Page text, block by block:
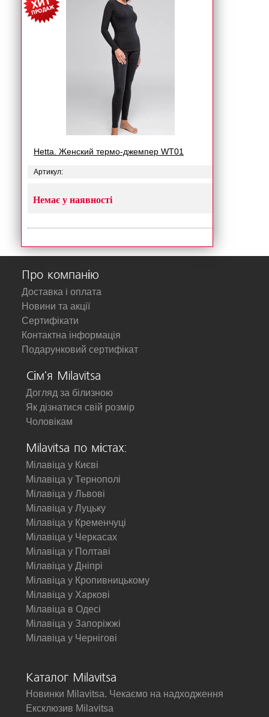
Hetta. Женский термо-джемпер WT01
Артикул:
Немає у наявності
Про компанію
Доставка і оплата
Новини та акції
Сертифікати
Контактна інформація
Подарунковий сертифікат
Сім'я Milavitsa
Догляд за білизною
Як дізнатися свій розмір
Чоловікам
Milavitsa по містах:
Мілавіца у Києві
Мілавіца у Тернополі
Мілавіца у Львові
Мілавіца у Луцьку
Мілавіца у Кременчуці
Мілавіца у Черкасах
Мілавіца у Полтаві
Мілавіца у Дніпрі
Мілавіца у Кропивницькому
Мілавіца у Харкові
Мілавіца в Одесі
Мілавіца у Запоріжжі
Мілавіца у Чернігові
Каталог Milavitsa
Новинки Milavitsa. Чекаємо на надходження
Ексклюзив Milavitsa